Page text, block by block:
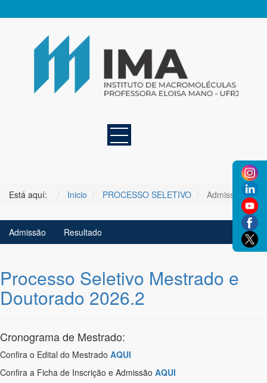
Está aquí: Inicio PROCESSO SELETIVO Admissão
Admissão Resultado
Processo Seletivo Mestrado e
Doutorado 2026.2
Cronograma de Mestrado:
Confira o Edital do Mestrado AQUI
Confira a Ficha de Inscrição e Admissão AQUI